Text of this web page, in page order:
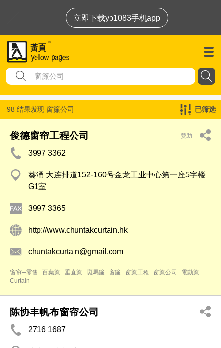
立即下载yp1083手机app
98 结果发现 窗簾公司 已筛选
俊德窗帘工程公司 赞助
3997 3362
葵涌 大连排道152-160号金龙工业中心第一座5字楼
G1室
3997 3365
http://www.chuntakcurtain.hk
chuntakcurtain@gmail.com
窗帘─零售 百葉簾 垂直簾 斑馬簾 窗簾 窗簾工程 窗簾公司
電動簾
Curtain
陈协丰帆布窗帘公司
2716 1687